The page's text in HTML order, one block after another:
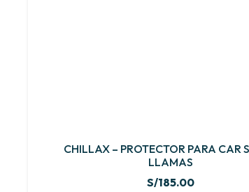
CHILLAX – PROTECTOR PARA CAR
LLAMAS
S/185.00